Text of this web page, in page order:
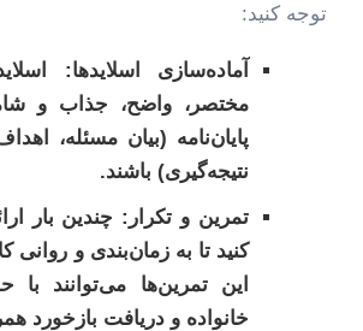
توجه کنید:
آماده‌سازی اسلایدها:
مختصر، واضح، جذاب و
پایان‌نامه (بیان مسئله،
نتیجه‌گیری) باشند.
تمرین و تکرار: چندین بار
کنید تا به زمان‌بندی و
این تمرین‌ها می‌توانند با
خانواده و دریافت بازخورد